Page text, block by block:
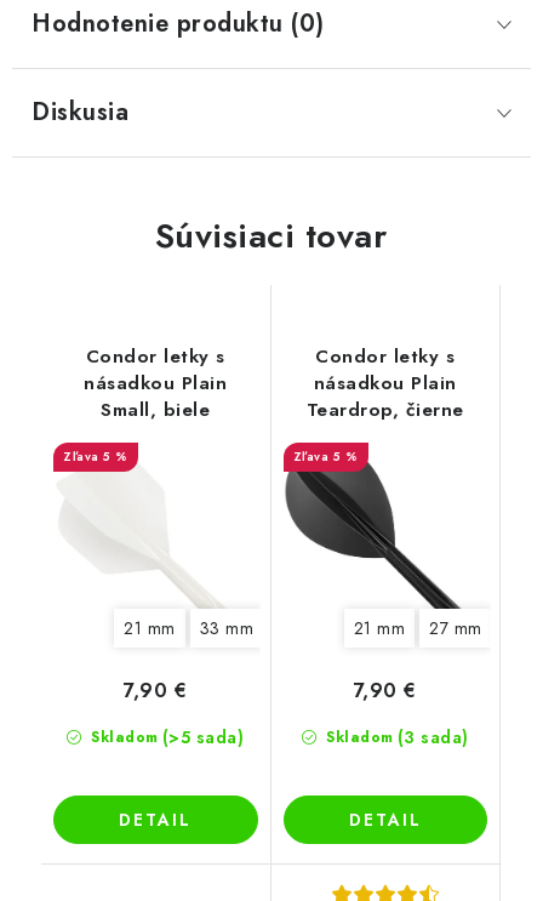
Hodnotenie produktu (0)
Diskusia
Súvisiaci tovar
Condor letky s
násadkou Plain
Small, biele
5 %
21 mm 33 mm
Skladom (>5 sada)
7,90 €
DETAIL
Condor letky s
násadkou Plain
Teardrop, čierne
5 %
21 mm 27 mm
Skladom (3 sada)
7,90 €
DETAIL